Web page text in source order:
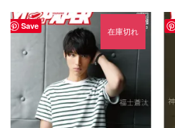
Save
在庫切れ